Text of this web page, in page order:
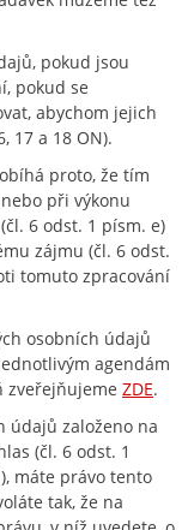
pokud jsou
pokud se
abychom jejich
17 a 18 ON).
proto, že tím
při výkonu
6 odst. 1 písm. e)
zájmu (čl. 6 odst.
tomuto zpracování
osobních údajů
agendám
zveřejňujeme ZDE.
údajů založeno na
(čl. 6 odst. 1
máte právo tento
tak, že na